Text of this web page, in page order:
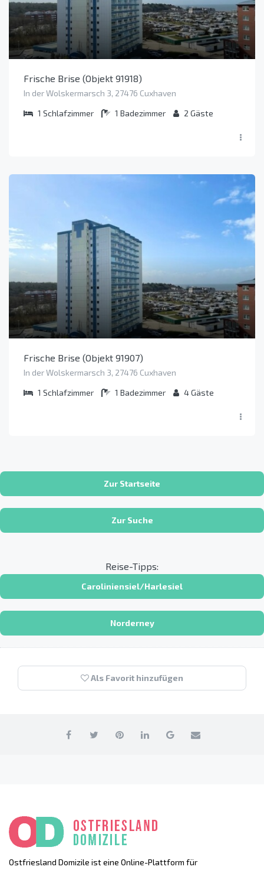
Frische Brise (Objekt 91918)
In der Wolskermarsch 3, 27476 Cuxhaven
1 Schlafzimmer 1 Badezimmer 2 Gäste
Frische Brise (Objekt 91907)
In der Wolskermarsch 3, 27476 Cuxhaven
1 Schlafzimmer 1 Badezimmer 4Gäste
Zur Startseite
Zur Suche
Reise-Tipps:
Caroliniensiel/Harlesiel
Norderney
Als Favorit hinzufügen
Ostfriesland Domizile ist eine Online-Plattform für